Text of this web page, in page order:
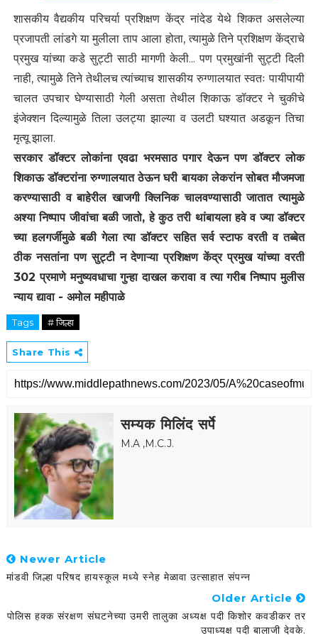
शासकीय वैद्यकीय परिचर्या प्रशिक्षण केंद्र नांदेड येथे शिकत असलेल्या
प्रजापती लांडगे या मुलीला ताप आला होता, त्यामुळे तिने प्रशिक्षण केंद्राचे
प्रमुख यांच्या कडे सुट्टी साठी मागणी केली... पण प्रमुखांनी सुट्टी दिली
नाही, त्यामुळे तिने तेथीलच त्यांच्याच शासकीय रुग्णालयात स्वतः पायीपायी
चालत उपचार घेण्यासाठी गेली असता तेथील शिकाऊ डॉक्टर ने चुकीचे
इंजेक्शन दिल्यामुळे तिला उलट्या झाल्या व उलटी घश्यात अडकून तिचा
मृत्यू झाला.
सरकार डॉक्टर लोकांना एवढा भरमसाठ पगार देऊन पण डॉक्टर लोक
शिकाऊ डॉक्टरांना रुग्णालयात ठेऊन घरी बायका लेकरांन सोबत मौजमजा
करण्यासाठी व बाहेरील खाजगी क्लिनिक चालवण्यासाठी जातात त्यामुळे
अश्या निष्पाप जीवांचा बळी जातो, हे कुठ तरी थांबायला हवे व ज्या डॉक्टर
च्या हलगर्जीमुळे बळी गेला त्या डॉक्टर सहित सर्व स्टाफ वरती व तब्बेत
ठीक नसतांना पण सुट्टी न देणाऱ्या प्रशिक्षण केंद्र प्रमुख यांच्या वरती
302 प्रमाणे मनुष्यवधाचा गुन्हा दाखल करावा व त्या गरीब निष्पाप मुलीस
न्याय द्यावा - अमोल महीपाळे
Tags # जिल्हा
Share This
सम्यक मिलिंद सर्पे
M.A ,M.C.J.
Newer Article
मांडवी जिल्हा परिषद हायस्कूल मध्ये स्नेह मेळावा उत्साहात संपन्न
Older Article
पोलिस हक्क संरक्षण संघटनेच्या उमरी तालुका अध्यक्ष पदी किशोर कवडीकर तर
उपाध्यक्ष पदी बालाजी देवके.